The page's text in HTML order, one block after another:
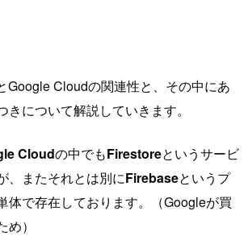
Google Cloudの関連性と、その中にあ
きについて解説していきます。
Cloudの中でもFirestoreというサービ
、またそれとは別にFirebaseというプ
体で存在しております。（Googleが買
）